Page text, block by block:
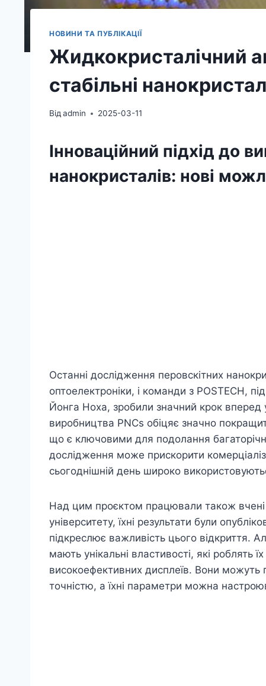
НОВИНИ ТА ПУБЛІКАЦІЇ
Жидкокристалічний
стабільні
Відadmin 2025-03-11
Інноваційний підхід до
нанокристалів: нові
Останні дослідження перовскітних
оптоелектроніки, і команди з POSTECH,
Йонга Ноха, зробили значний крок вперед
виробництва PNCs обіцяє значно
що є ключовими для подолання
дослідження може прискорити
сьогоднішній день широко
Над цим проєктом працювали також вчені
університету, їхні результати були
підкреслює важливість цього відкриття.
мають унікальні властивості, які
високоефективних дисплеїв. Вони можуть
точністю, а їхні параметри можна